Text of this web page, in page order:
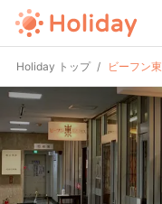
Holiday トップ ビーフン東